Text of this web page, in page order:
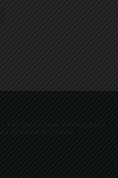
Turó Parc, el Farró, el Putxet, Sarrià,
les Planes i el Tibidabo